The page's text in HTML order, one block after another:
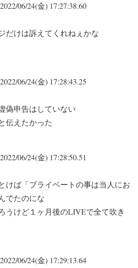
2022/06/24(金) 17:27:38.60
だけは訴えてくれねぇかな
2022/06/24(金) 17:28:43.25
偽申告はしていない
伝えたかった
2022/06/24(金) 17:28:50.51
けば「プライベートの事は当人にお
でたのにな
うけど１ヶ月後のLIVEで全て吹き
2022/06/24(金) 17:29:13.64